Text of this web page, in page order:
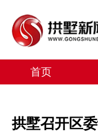
首页
拱墅召开区